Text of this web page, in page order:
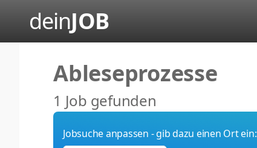
deinJOB
Ableseprozesse
1 Job gefunden
Jobsuche anpassen - gib dazu einen Ort ein: